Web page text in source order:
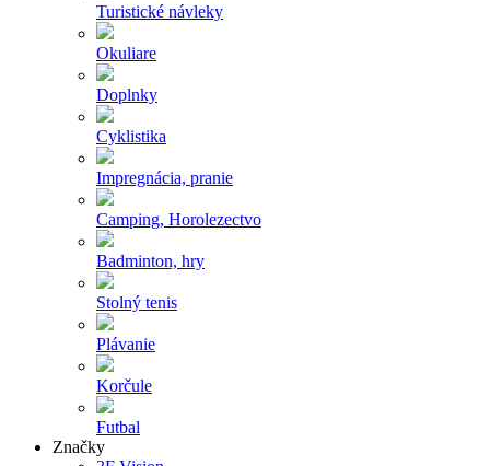
Turistické návleky
Okuliare
Doplnky
Cyklistika
Impregnácia, pranie
Camping, Horolezectvo
Badminton, hry
Stolný tenis
Plávanie
Korčule
Futbal
Značky